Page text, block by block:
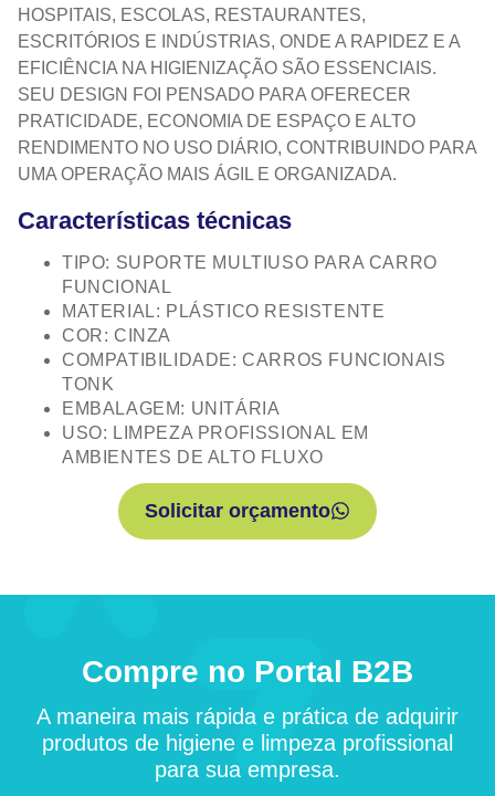
HOSPITAIS, ESCOLAS, RESTAURANTES,
ESCRITÓRIOS E INDÚSTRIAS, ONDE A RAPIDEZ E A
EFICIÊNCIA NA HIGIENIZAÇÃO SÃO ESSENCIAIS.
SEU DESIGN FOI PENSADO PARA OFERECER
PRATICIDADE, ECONOMIA DE ESPAÇO E ALTO
RENDIMENTO NO USO DIÁRIO, CONTRIBUINDO PARA
UMA OPERAÇÃO MAIS ÁGIL E ORGANIZADA.
Características técnicas
TIPO: SUPORTE MULTIUSO PARA CARRO
FUNCIONAL
MATERIAL: PLÁSTICO RESISTENTE
COR: CINZA
COMPATIBILIDADE: CARROS FUNCIONAIS
TONK
EMBALAGEM: UNITÁRIA
USO: LIMPEZA PROFISSIONAL EM
AMBIENTES DE ALTO FLUXO
Solicitar orçamento
Compre no Portal B2B
A maneira mais rápida e prática de adquirir
produtos de higiene e limpeza profissional
para sua empresa.